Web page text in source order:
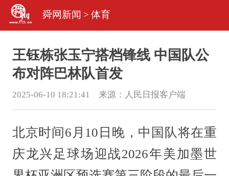
舜网新闻 > 体育
王钰栋张玉宁搭档锋线 中国队公
布对阵巴林队首发
2025-06-10 18:21:41 来源： 人民日报客户端
北京时间6月10日晚，中国队将在重
庆龙兴足球场迎战2026年美加墨世